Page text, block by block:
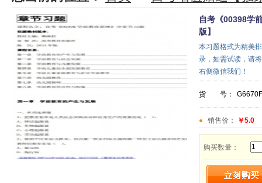
自考《00398学
版】
本习题格式为精美
录，如需试读，请
右侧微信我们！
货 号：
销售价： ￥5.0
购买数量：